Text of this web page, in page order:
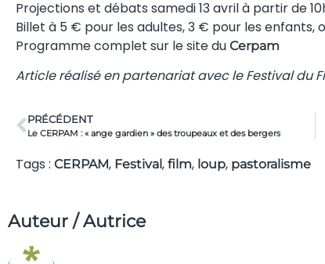
Projections et débats samedi 13 avril à partir de
Billet à 5 € pour les adultes, 3 € pour les enfants,
Programme complet sur le site du Cerpam
Article réalisé en partenariat avec le Festival du
PRÉCÉDENT
Le CERPAM : « ange gardien » des troupeaux et des bergers
Tags : CERPAM, Festival , film, loup, pastoralisme
Auteur / Autrice